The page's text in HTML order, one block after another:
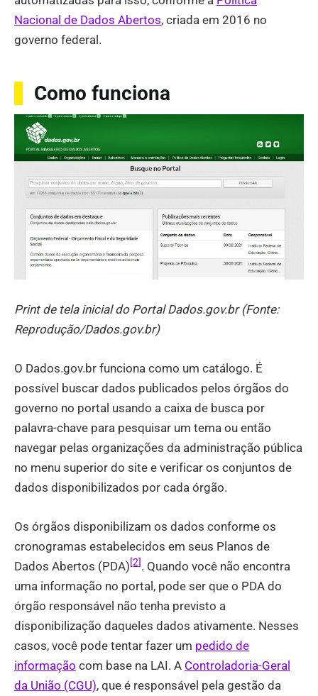
Nacional de Dados Abertos, criada em 2016 no
governo federal.
Como funciona
Print de tela inicial do Portal Dados.gov.br (Fonte:
Reprodução/Dados.gov.br)
O Dados.gov.br funciona como um catálogo. É
possível buscar dados publicados pelos órgãos do
governo no portal usando a caixa de busca por
palavra-chave para pesquisar um tema ou então
navegar pelas organizações da administração pública
no menu superior do site e verificar os conjuntos de
dados disponibilizados por cada órgão.
Os órgãos disponibilizam os dados conforme os
cronogramas estabelecidos em seus Planos de
Dados Abertos (PDA)[2]. Quando você não encontra
uma informação no portal, pode ser que o PDA do
órgão responsável não tenha previsto a
disponibilização daqueles dados ativamente. Nesses
casos, você pode tentar fazer um pedido de
informação com base na LAI. A Controladoria-Geral
da União (CGU), que é responsável pela gestão da